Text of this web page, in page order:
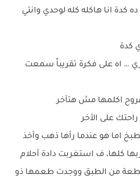
كدة انا هاكله كله لوحدي وانتي
كدة
… اه على فكرة تقريباً سمعت
اكلمها مش هتأخر
على الأخر
اما هو عندما رأها ذهب وأخذ
كلها، ف استغربت دادة أحلام
من الطبق ووجدت طعمها ذو